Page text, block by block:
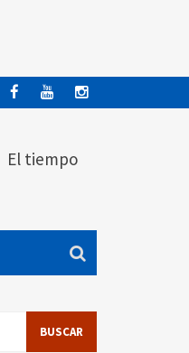
El tiempo